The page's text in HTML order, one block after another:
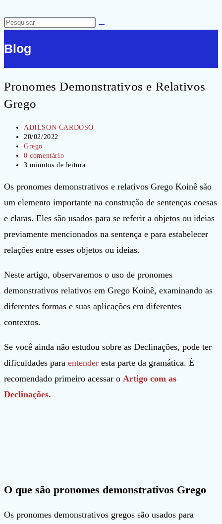
do
site
Pesquisar
site
Blog
Pronomes Demonstrativos e Relativos
Grego
Autor
do
post:
ADILSON CARDOSO
Post
publicado:
20/02/2022
Categoria
do
post:
Grego
Comentários
do
0 comentário
Tempo
3 minutos de leitura
Os pronomes demonstrativos e relativos Grego Koinê são
um elemento importante na construção de sentenças coesas
e claras. Eles são usados para se referir a objetos ou ideias
previamente mencionados na sentença e para estabelecer
relações entre esses objetos ou ideias.
Neste artigo, observaremos o uso de pronomes
demonstrativos relativos em Grego Koinê, examinando as
diferentes formas e suas aplicações em diferentes
contextos.
Se você ainda não estudou sobre as Declinações, pode ter
dificuldades para entender esta parte da gramática. É
recomendado primeiro acessar o Artigo com as
Declinações.
O que são pronomes demonstrativos Grego
Os pronomes demonstrativos gregos são usados para